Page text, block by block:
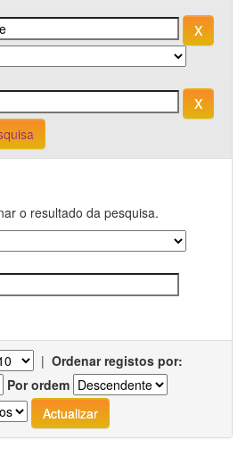
o resultado da pesquisa.
| Ordenar registos por:
Por ordem